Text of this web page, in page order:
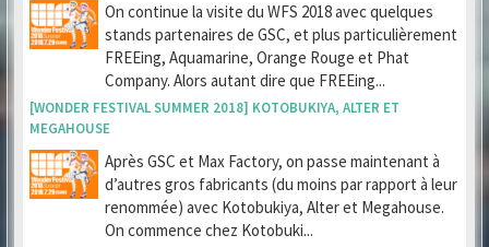
On continue la visite du WFS 2018 avec quelques
stands partenaires de GSC, et plus particulièrement
FREEing, Aquamarine, Orange Rouge et Phat
Company. Alors autant dire que FREEing...
[WONDER FESTIVAL SUMMER 2018] KOTOBUKIYA, ALTER ET
MEGAHOUSE
Après GSC et Max Factory, on passe maintenant à
d’autres gros fabricants (du moins par rapport à leur
renommée) avec Kotobukiya, Alter et Megahouse.
On commence chez Kotobuki...